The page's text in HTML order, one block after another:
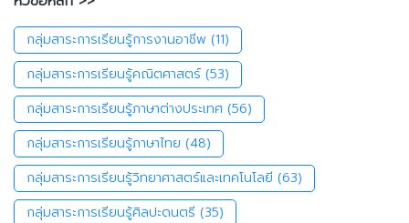
กลุ่มสาระการเรียนรู้การงานอาชีพ (11)
กลุ่มสาระการเรียนรู้คณิตศาสตร์ (53)
กลุ่มสาระการเรียนรู้ภาษาต่างประเทศ (56)
กลุ่มสาระการเรียนรู้ภาษาไทย (48)
กลุ่มสาระการเรียนรู้วิทยาศาสตร์และเทคโนโลยี (63)
กลุ่มสาระการเรียนรู้ศิลปะดนตรี (35)